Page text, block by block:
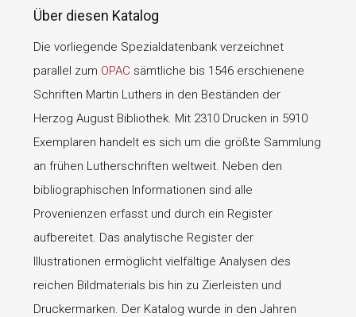
Über diesen Katalog
Die vorliegende Spezialdatenbank verzeichnet
parallel zum OPAC sämtliche bis 1546 erschienene
Schriften Martin Luthers in den Beständen der
Herzog August Bibliothek. Mit 2310 Drucken in 5910
Exemplaren handelt es sich um die größte Sammlung
an frühen Lutherschriften weltweit. Neben den
bibliographischen Informationen sind alle
Provenienzen erfasst und durch ein Register
aufbereitet. Das analytische Register der
Illustrationen ermöglicht vielfältige Analysen des
reichen Bildmaterials bis hin zu Zierleisten und
Druckermarken. Der Katalog wurde in den Jahren